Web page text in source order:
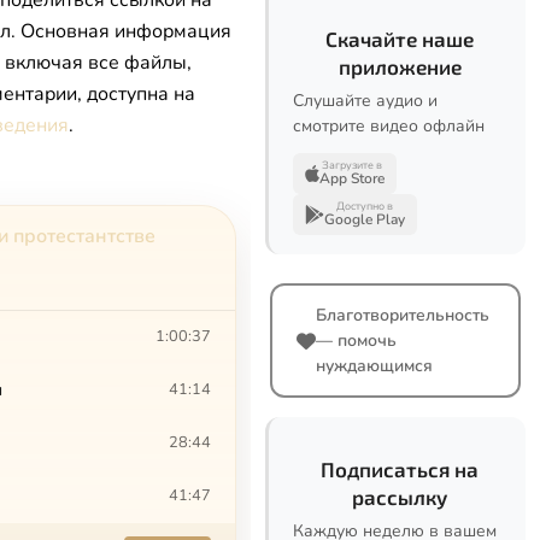
Основная информация
включая все файлы,
доступна на
.
1:00:37
41:14
28:44
41:47
Скачайте наше
приложение
Слушайте аудио и
смотрите видео офлайн
Загрузите в
App Store
Доступно в
Google Play
Благотворительность
— помочь
нуждающимся
Подписаться на
рассылку
Каждую неделю в вашем